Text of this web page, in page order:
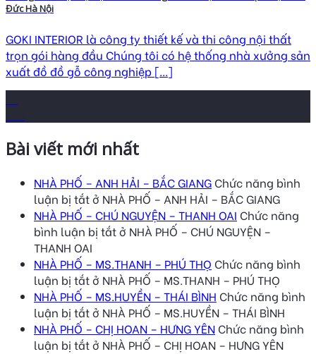
Đức Hà Nội
GOKI INTERIOR là công ty thiết kế và thi công nội thất
trọn gói hàng đầu Chúng tôi có hệ thống nhà xưởng sản
xuất đồ đồ gỗ công nghiệp [...]
Bài viết mới nhất
NHÀ PHỐ – ANH HẢI – BẮC GIANG Chức năng bình
luận bị tắtở NHÀ PHỐ – ANH HẢI – BẮC GIANG
NHÀ PHỐ – CHÚ NGUYỆN – THANH OAI Chức năng
bình luận bị tắtở NHÀ PHỐ – CHÚ NGUYỆN –
THANH OAI
NHÀ PHỐ – MS.THANH – PHÚ THỌ Chức năng bình
luận bị tắtở NHÀ PHỐ – MS.THANH – PHÚ THỌ
NHÀ PHỐ – MS.HUYỀN – THÁI BÌNH Chức năng bình
luận bị tắtở NHÀ PHỐ – MS.HUYỀN – THÁI BÌNH
NHÀ PHỐ – CHỊ HOAN – HƯNG YÊN Chức năng bình
luận bị tắtở NHÀ PHỐ – CHỊ HOAN – HƯNG YÊN